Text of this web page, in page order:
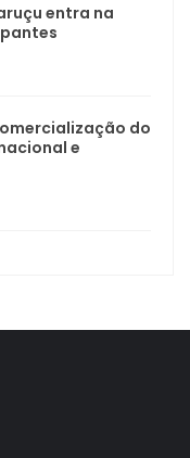
entra na
do
e